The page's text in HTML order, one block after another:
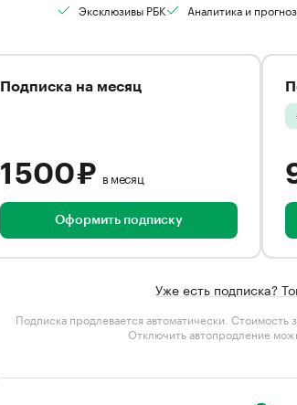
Эксклюзивы РБК Аналитика и
Подписка на месяц
1 500 ₽ в месяц
Оформить подписку
Уже есть подписка?
Подписка продлевается автоматически. Стоимость
Отключить автопродление